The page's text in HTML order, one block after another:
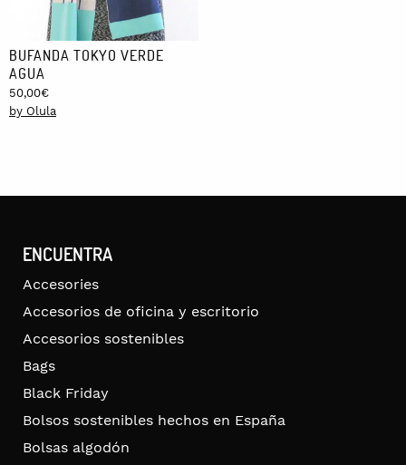
BUFANDA TOKYO VERDE
AGUA
50,00€
by Olula
ENCUENTRA
Accesories
Accesorios de oficina y escritorio
Accesorios sostenibles
Bags
Black Friday
Bolsos sostenibles hechos en España
Bolsas algodón